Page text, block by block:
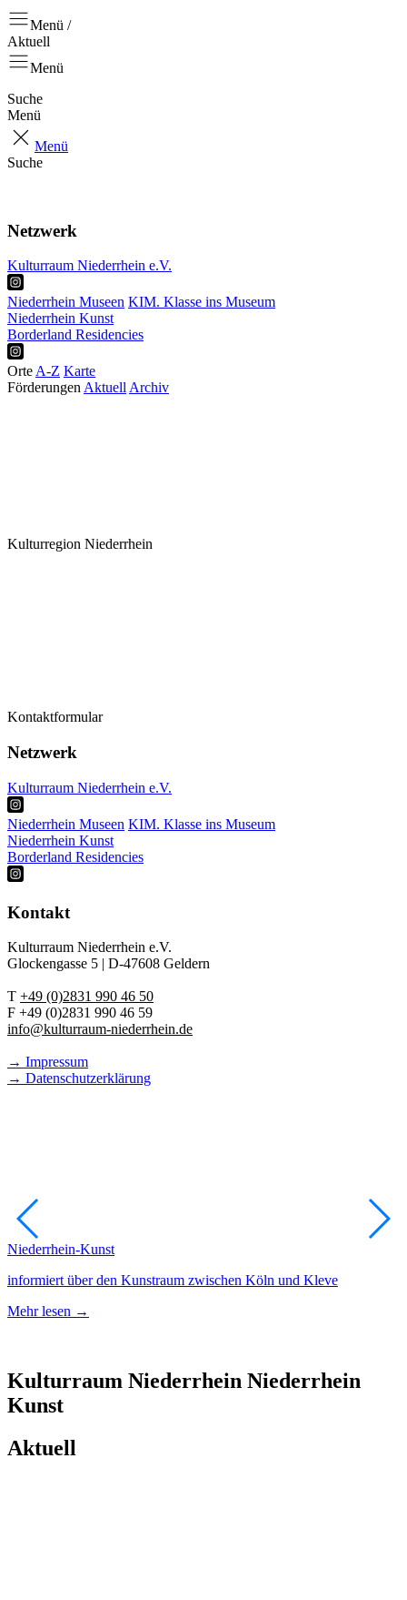
Menü /
Aktuell
Menü
Suche
Menü
Menü
Suche
Netzwerk
Kulturraum Niederrhein e.V.
Niederrhein Museen KIM. Klasse ins Museum
Niederrhein Kunst
Borderland Residencies
OrteA-Z Karte
FörderungenAktuellArchiv
Kulturregion Niederrhein
Kontaktformular
Netzwerk
Kulturraum Niederrhein e.V.
Niederrhein Museen KIM. Klasse ins Museum
Niederrhein Kunst
Borderland Residencies
Kontakt
Kulturraum Niederrhein e.V.
Glockengasse 5 | D-47608 Geldern
T +49 (0)2831 990 46 50
F +49 (0)2831 990 46 59
info@kulturraum-niederrhein.de
→ Impressum
→ Datenschutzerklärung
Niederrhein-Kunst
informiert über den Kunstraum zwischen Köln und Kleve
Mehr lesen →
Kulturraum Niederrhein Niederrhein
Kunst
Aktuell